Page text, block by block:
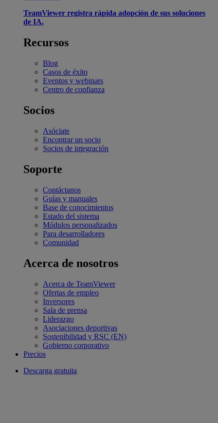
TeamViewer registra rápida adopción de sus soluciones
de IA.
Recursos
Blog
Casos de éxito
Eventos y webinars
Centro de confianza
Socios
Asóciate
Encontrar un socio
Socios de integración
Soporte
Contáctanos
Guías y manuales
Base de conocimientos
Estado del sistema
Módulos personalizados
Para desarrolladores
Comunidad
Acerca de nosotros
Acerca de TeamViewer
Ofertas de empleo
Inversores
Sala de prensa
Liderazgo
Asociaciones deportivas
Sostenibilidad y RSC (EN)
Gobierno corporativo
Precios
Descarga gratuita